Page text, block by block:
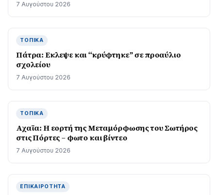
7 Αυγούστου 2026
ΤΟΠΙΚΆ
Πάτρα: Εκλεψε και “κρύφτηκε” σε προαύλιο
σχολείου
7 Αυγούστου 2026
ΤΟΠΙΚΆ
Αχαϊα: Η εορτή της Μεταμόρφωσης του Σωτήρος
στις Πόρτες – φωτο και βίντεο
7 Αυγούστου 2026
ΕΠΙΚΑΙΡΌΤΗΤΑ